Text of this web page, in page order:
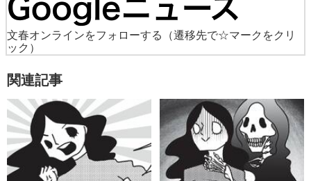
文春オンラインをフォローする
（遷移先で☆マークをクリ
ック）
関連記事